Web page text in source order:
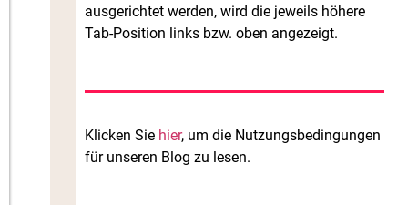
ausgerichtet werden, wird die jeweils höhere
Tab-Position links bzw. oben angezeigt.
Klicken Sie hier, um die Nutzungsbedingungen
für unseren Blog zu lesen.